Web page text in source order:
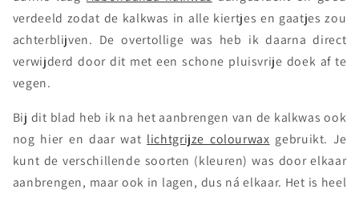
verdeeld zodat de kalkwas in alle kiertjes en gaatjes zou
achterblijven. De overtollige was heb ik daarna direct
verwijderd door dit met een schone pluisvrije doek af te
vegen.
Bij dit blad heb ik na het aanbrengen van de kalkwas ook
nog hier en daar wat lichtgrijze colourwax gebruikt. Je
kunt de verschillende soorten (kleuren) was door elkaar
aanbrengen, maar ook in lagen, dus ná elkaar. Het is heel